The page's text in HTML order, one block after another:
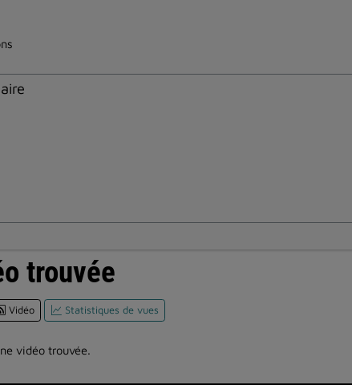
trouvée
Vidéo Statistiques de vues
vidéo trouvée.